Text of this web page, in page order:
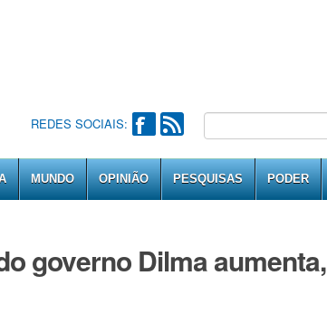
REDES SOCIAIS:
MUNDO OPINIÃO PESQUISAS PODER
governo Dilma aumenta,